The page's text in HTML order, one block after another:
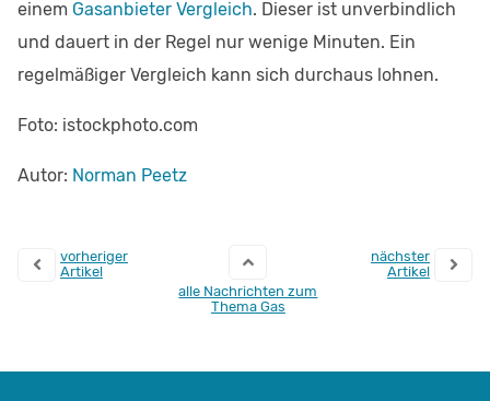
einem Gasanbieter Vergleich. Dieser ist unverbindlich
und dauert in der Regel nur wenige Minuten. Ein
regelmäßiger Vergleich kann sich durchaus lohnen.
Foto: istockphoto.com
Autor: Norman Peetz
vorheriger
Artikel
alle Nachrichten zum
Thema Gas
nächster
Artikel